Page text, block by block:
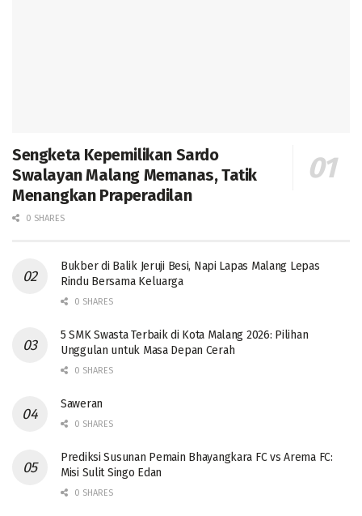
Sengketa Kepemilikan Sardo
Swalayan Malang Memanas, Tatik
Menangkan Praperadilan
0 SHARES
Bukber di Balik Jeruji Besi, Napi Lapas Malang Lepas
Rindu Bersama Keluarga
0 SHARES
5 SMK Swasta Terbaik di Kota Malang 2026: Pilihan
Unggulan untuk Masa Depan Cerah
0 SHARES
Saweran
0 SHARES
Prediksi Susunan Pemain Bhayangkara FC vs Arema FC:
Misi Sulit Singo Edan
0 SHARES